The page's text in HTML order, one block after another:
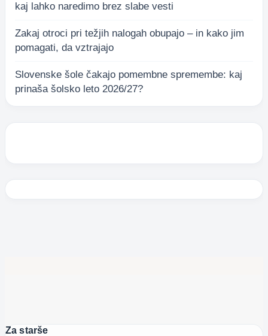
kaj lahko naredimo brez slabe vesti
Zakaj otroci pri težjih nalogah obupajo – in kako jim
pomagati, da vztrajajo
Slovenske šole čakajo pomembne spremembe: kaj
prinaša šolsko leto 2026/27?
Za starše